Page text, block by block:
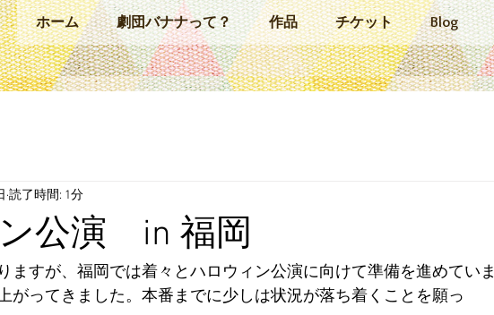
ホーム 劇団バナナって？ 作品 チケット Blog
公演 in 福岡
読了時間: 1分
すが、福岡では着々とハロウィン公演に向けて準備を進めていま
がってきました。本番までに少しは状況が落ち着くことを願っ